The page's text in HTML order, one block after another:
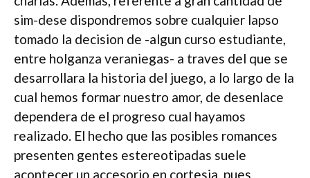
sim-dese dispondremos sobre cualquier lapso
tomado la decision de -algun curso estudiante,
entre holganza veraniegas- a traves del que se
desarrollara la historia del juego, a lo largo de la
cual hemos formar nuestro amor, de desenlace
dependera de el progreso cual hayamos
realizado. El hecho que las posibles romances
presenten gentes estereotipadas suele
acontecer un accesorio en cortesia, pues